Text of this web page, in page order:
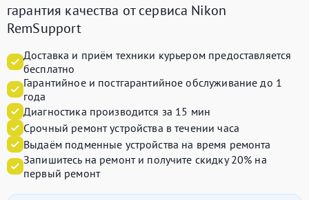
гарантия качества от сервиса Nikon
RemSupport
Доставка и приём техники курьером предоставляется
бесплатно
Гарантийное и постгарантийное обслуживание до 1
года
Диагностика производится за 15 мин
Срочный ремонт устройства в течении часа
Выдаём подменные устройства на время ремонта
Запишитесь на ремонт и получите скидку 20% на
первый ремонт